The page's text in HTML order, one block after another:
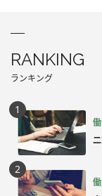
RANKING
ランキング